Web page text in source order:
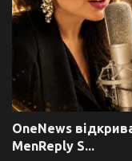
OneNews
MenReply S...